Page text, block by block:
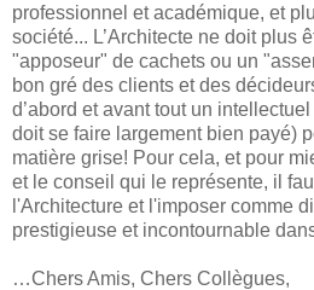
professionnel et académique, et
société... L’Architecte ne doit plus
"apposeur" de cachets ou un
bon gré des clients et des
d’abord et avant tout un
doit se faire largement bien payé)
matière grise! Pour cela, et pour
et le conseil qui le représente, il
l'Architecture et l'imposer comme
prestigieuse et incontournable
…Chers Amis, Chers Collègues,